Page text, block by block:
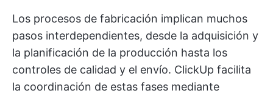
Los procesos de fabricación implican muchos
pasos interdependientes, desde la adquisición y
la planificación de la producción hasta los
controles de calidad y el envío. ClickUp facilita
la coordinación de estas fases mediante